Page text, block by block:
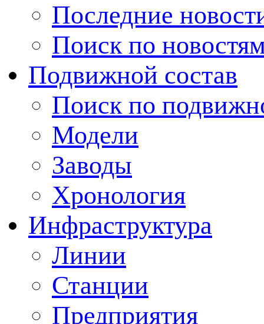
Последние
Поиск по
Подвижной состав
Поиск по
Модели
Заводы
Хронология
Инфраструктура
Линии
Станции
Предприятия